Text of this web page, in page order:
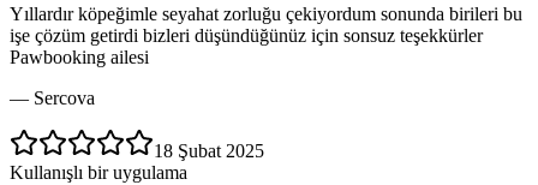
Yıllardır köpeğimle seyahat zorluğu çekiyordum sonunda birileri bu
işe çözüm getirdi bizleri düşündüğünüz için sonsuz teşekkürler
Pawbooking ailesi
— Sercova
18 Şubat 2025
Kullanışlı bir uygulama